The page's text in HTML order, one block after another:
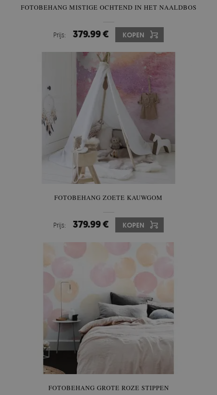
FOTOBEHANG MISTIGE OCHTEND IN HET NAALDBOS
Prijs: 379.99 € KOPEN
FOTOBEHANG ZOETE KAUWGOM
Prijs: 379.99 € KOPEN
FOTOBEHANG GROTE ROZE STIPPEN